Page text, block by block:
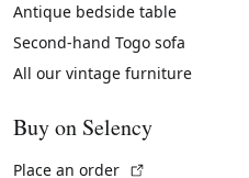
Antique bedside table
Second-hand Togo sofa
All our vintage furniture
Buy on Selency
Place an order